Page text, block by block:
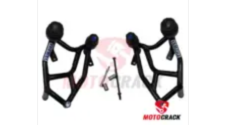
AÑADIR AL CARRITO